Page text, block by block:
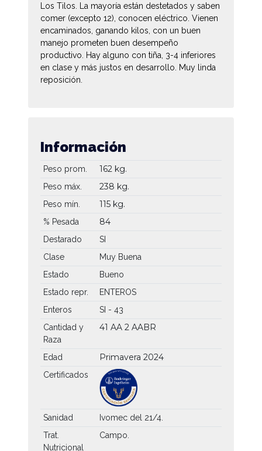
Los Tilos. La mayoría están destetados y saben
comer (excepto 12), conocen eléctrico. Vienen
encaminados, ganando kilos, con un buen
manejo prometen buen desempeño
productivo. Hay alguno con tiña, 3-4 inferiores
en clase y más justos en desarrollo. Muy linda
reposición.
Información
Peso prom. 162 kg.
Peso máx. 238 kg.
Peso mín. 115 kg.
% Pesada 84
Destarado
SI
Clase
Muy Buena
Estado
Bueno
Estado repr.
ENTEROS
Enteros
SI - 43
Cantidad y
Raza
41 AA 2 AABR
Edad Primavera 2024
Certificados
Sanidad
Ivomec del 21/4.
Trat.
Nutricional
Campo.